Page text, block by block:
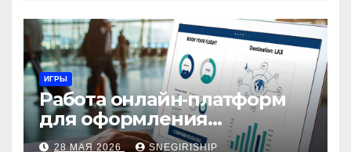
ИГРЫ
Работа онлайн‑платформ
для оформления
авиабилетов: алгоритмы,
28 МАЯ 2026 SNEGIRISHIP_